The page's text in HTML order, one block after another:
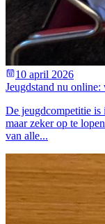
10 april 2026
Jeugdstand nu
De jeugdcompetitie is
maar zeker op te
van alle...